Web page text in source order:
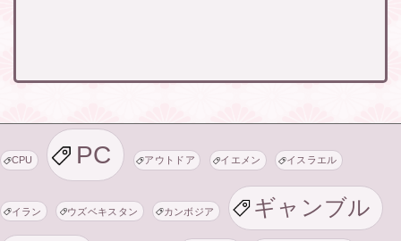
CPU PC アウトドア イエメン イスラエル
イラン ウズベキスタン カンボジア ギャンブル